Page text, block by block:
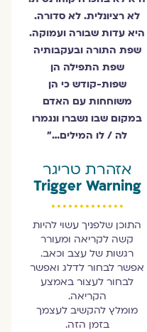
לא רציונלית. לא סדורה.
היא עדות שבורה ועמוקה.
שפת התורה ובעקבותיה
שפת התפילה הן
שפות-קודש כי הן
משוחחות עם האדם
במקום שבו נשברו ונגמרו
לה / לו המילים…״
אזהרת טריגר
Trigger Warning
התוכן שלפניך עשוי להיות
קשה לקריאה ומעורר
רגשות של עצב וכאב.
אפשר לבחור לדלג ואפשר
לבחור לעצור באמצע
הקריאה.
מומלץ להקשיב לעצמך
בזמן הזה.